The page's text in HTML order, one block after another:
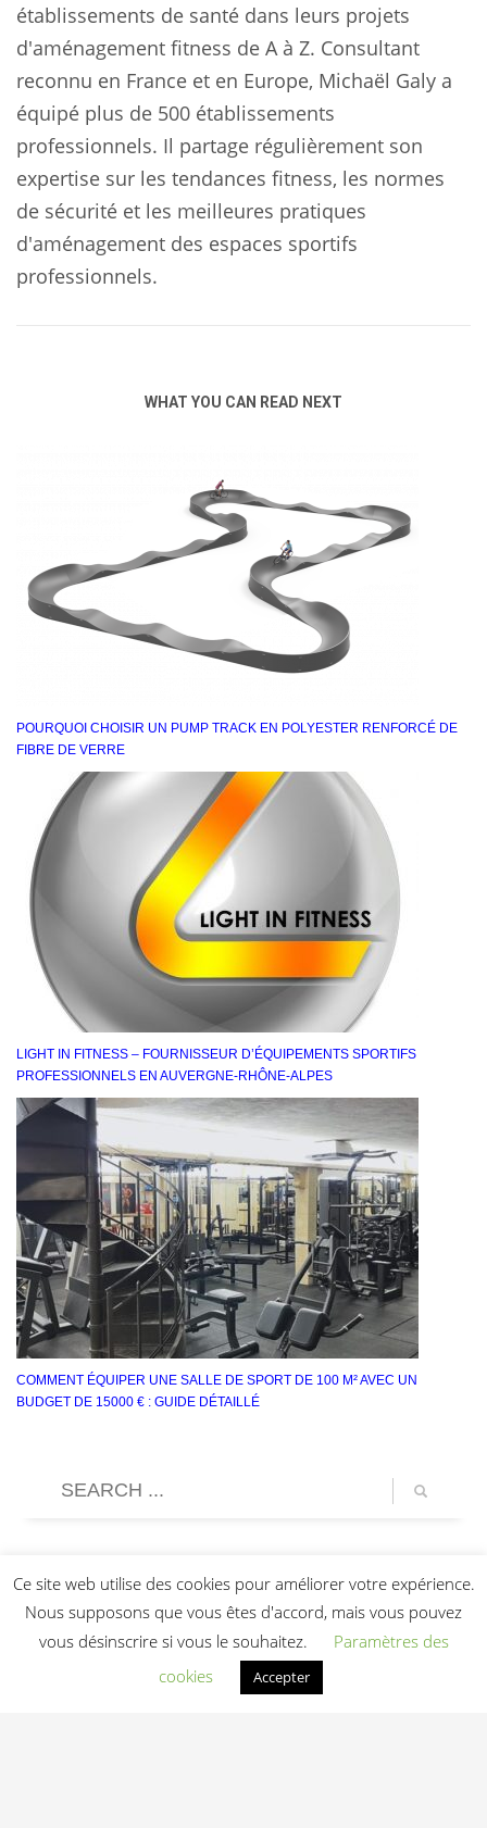
établissements de santé dans leurs projets
d'aménagement fitness de A à Z. Consultant
reconnu en France et en Europe, Michaël Galy a
équipé plus de 500 établissements
professionnels. Il partage régulièrement son
expertise sur les tendances fitness, les normes
de sécurité et les meilleures pratiques
d'aménagement des espaces sportifs
professionnels.
WHAT YOU CAN READ NEXT
POURQUOI CHOISIR UN PUMP TRACK EN POLYESTER RENFORCÉ DE
FIBRE DE VERRE
LIGHT IN FITNESS – FOURNISSEUR D’ÉQUIPEMENTS SPORTIFS
PROFESSIONNELS EN AUVERGNE-RHÔNE-ALPES
COMMENT ÉQUIPER UNE SALLE DE SPORT DE 100 M² AVEC UN
BUDGET DE 15000 € : GUIDE DÉTAILLÉ
Ce site web utilise des cookies pour améliorer votre expérience.
Nous supposons que vous êtes d'accord, mais vous pouvez
vous désinscrire si vous le souhaitez.
Paramètres des
cookies
Accepter